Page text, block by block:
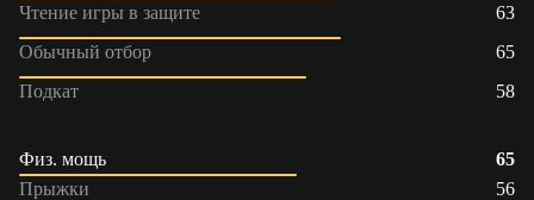
Чтение игры в защите
63
Обычный отбор
65
Подкат
58
Физ. мощь
65
Прыжки
56